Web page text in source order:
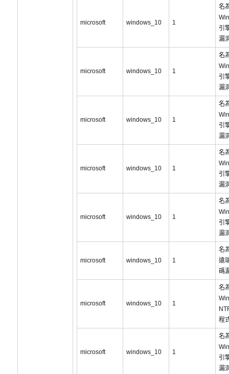
microsoft windows_10 1
名
引
漏
microsoft windows_10 1
名
引
漏
microsoft windows_10 1
名
引
漏
microsoft windows_10 1
名
引
漏
microsoft windows_10 1
名
引
漏
microsoft windows_10 1
名
遠
碼
microsoft windows_10 1
名
程
microsoft windows_10 1
名
引
漏